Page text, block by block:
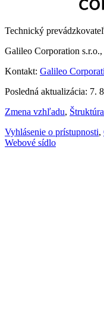
Technický
Galileo Corporation
Kontakt: Galileo
Posledná aktualizácia: 7.
Zmena vzhľadu,
Vyhlásenie o prístupnosti,
Webové sídlo